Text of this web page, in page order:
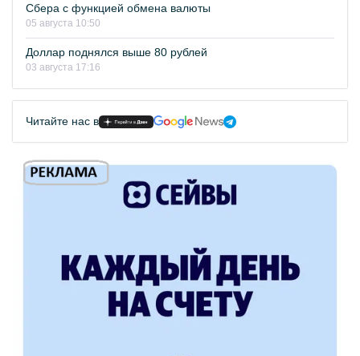
Сбера с функцией обмена валюты
05 августа 10:50
Доллар поднялся выше 80 рублей
03 августа 17:16
Читайте нас в